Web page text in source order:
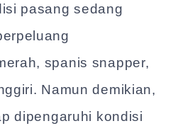
pasang sedang
spanis snapper,
Namun demikian,
dipengaruhi kondisi